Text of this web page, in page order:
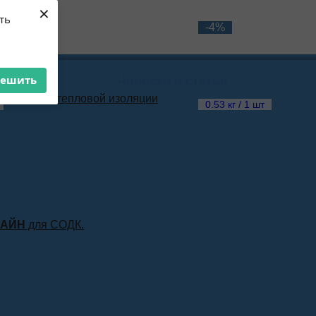
×
тепловой изоляции
для СОДК.
-4%
0.53 кг / 1 шт